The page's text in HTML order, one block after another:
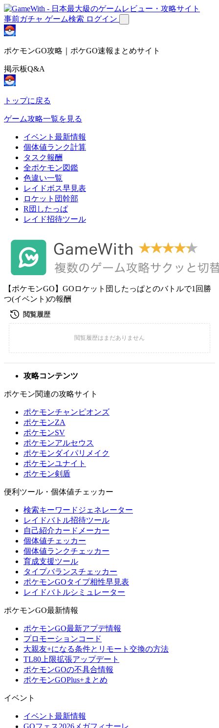
事前ガチャ ゲーム検索 ログイン
ポケモンGO攻略｜ポケGO速報まとめサイト
掲示板Q&A
トップに戻る
ゲーム攻略一覧を見る
イベント最新情報
個体値ランク計算
タスク報酬
全ポケモン図鑑
色違い一覧
レイドボス早見表
ロケット団幹部
R団したっぱ
レイド招待ツール
【ポケモンGO】GOロケット団したっぱとのバトルで1回勝
つ(イベント)の報酬
攻略コンテンツ
ポケモン関連の攻略サイト
ポケモンチャンピオンズ
ポケモンZA
ポケモンSV
ポケモンアルセウス
ポケモンダイパリメイク
ポケモンユナイト
ポケモン剣盾
便利ツール・個体値チェッカー
検索キーワードジェネレーター
レイドバトル招待ツール
自己紹介カードメーカー
個体値チェッカー
個体値ランクチェッカー
育成支援ツール
タイプバランスチェッカー
ポケモンGOタイプ相性早見表
レイドバトルシミュレーター
ポケモンGO最新情報
ポケモンGO最新アプデ情報
プロモーションコード
大親友+になる条件とリモート交換の方法
TL80上限拡張アップデート
ポケモンGOの不具合情報
ポケモンGOPlus+まとめ
イベント
イベント最新情報
GOフェス2026メガフィナーレ